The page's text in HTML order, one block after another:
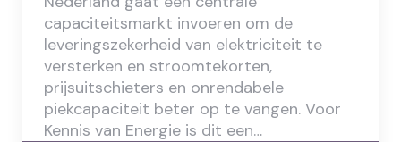
capaciteitsmarkt invoeren om de
leveringszekerheid van elektriciteit te
versterken en stroomtekorten,
prijsuitschieters en onrendabele
piekcapaciteit beter op te vangen. Voor
Kennis van Energie is dit een…